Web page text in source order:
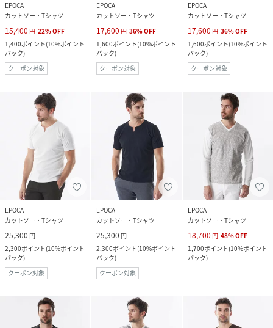
EPOCA
カットソー・Tシャツ
15,400 円 22%OFF
1,400ポイント(10%ポイント
バック)
クーポン対象
EPOCA
カットソー・Tシャツ
17,600 円 36%OFF
1,600ポイント(10%ポイント
バック)
クーポン対象
EPOCA
カットソー・Tシャツ
17,600 円 36%OFF
1,600ポイント(10%ポイント
バック)
クーポン対象
EPOCA
カットソー・Tシャツ
25,300 円
2,300ポイント(10%ポイント
バック)
クーポン対象
EPOCA
カットソー・Tシャツ
25,300 円
2,300ポイント(10%ポイント
バック)
クーポン対象
EPOCA
カットソー・Tシャツ
18,700 円 48%OFF
1,700ポイント(10%ポイント
バック)